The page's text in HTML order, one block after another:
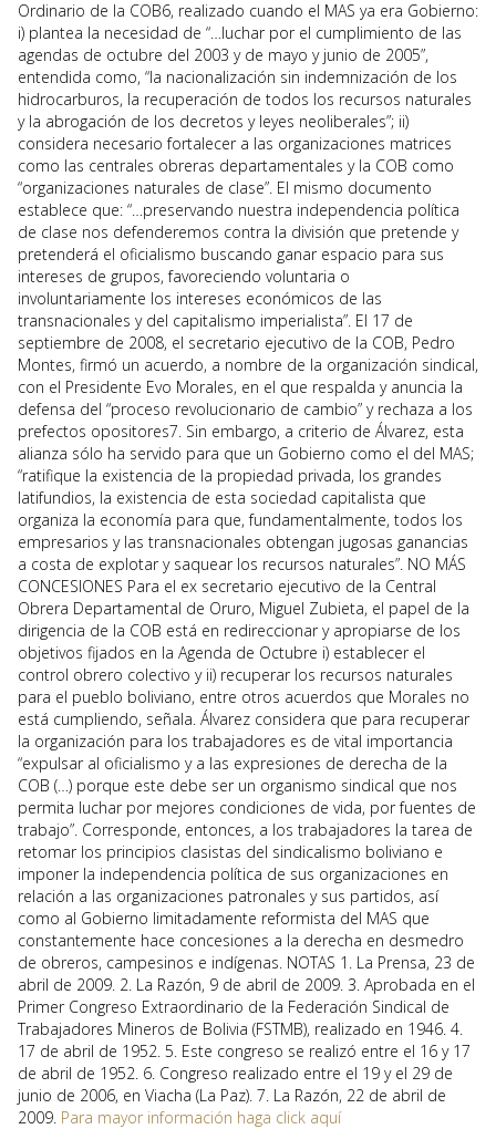
Ordinario de la COB6, realizado cuando el MAS ya era Gobierno:
i) plantea la necesidad de “…luchar por el cumplimiento de las
agendas de octubre del 2003 y de mayo y junio de 2005”,
entendida como, “la nacionalización sin indemnización de los
hidrocarburos, la recuperación de todos los recursos naturales
y la abrogación de los decretos y leyes neoliberales”; ii)
considera necesario fortalecer a las organizaciones matrices
como las centrales obreras departamentales y la COB como
“organizaciones naturales de clase”. El mismo documento
establece que: “…preservando nuestra independencia política
de clase nos defenderemos contra la división que pretende y
pretenderá el oficialismo buscando ganar espacio para sus
intereses de grupos, favoreciendo voluntaria o
involuntariamente los intereses económicos de las
transnacionales y del capitalismo imperialista”. El 17 de
septiembre de 2008, el secretario ejecutivo de la COB, Pedro
Montes, firmó un acuerdo, a nombre de la organización sindical,
con el Presidente Evo Morales, en el que respalda y anuncia la
defensa del “proceso revolucionario de cambio” y rechaza a los
prefectos opositores7. Sin embargo, a criterio de Álvarez, esta
alianza sólo ha servido para que un Gobierno como el del MAS;
“ratifique la existencia de la propiedad privada, los grandes
latifundios, la existencia de esta sociedad capitalista que
organiza la economía para que, fundamentalmente, todos los
empresarios y las transnacionales obtengan jugosas ganancias
a costa de explotar y saquear los recursos naturales”. NO MÁS
CONCESIONES Para el ex secretario ejecutivo de la Central
Obrera Departamental de Oruro, Miguel Zubieta, el papel de la
dirigencia de la COB está en redireccionar y apropiarse de los
objetivos fijados en la Agenda de Octubre i) establecer el
control obrero colectivo y ii) recuperar los recursos naturales
para el pueblo boliviano, entre otros acuerdos que Morales no
está cumpliendo, señala. Álvarez considera que para recuperar
la organización para los trabajadores es de vital importancia
“expulsar al oficialismo y a las expresiones de derecha de la
COB (…) porque este debe ser un organismo sindical que nos
permita luchar por mejores condiciones de vida, por fuentes de
trabajo”. Corresponde, entonces, a los trabajadores la tarea de
retomar los principios clasistas del sindicalismo boliviano e
imponer la independencia política de sus organizaciones en
relación a las organizaciones patronales y sus partidos, así
como al Gobierno limitadamente reformista del MAS que
constantemente hace concesiones a la derecha en desmedro
de obreros, campesinos e indígenas. NOTAS 1. La Prensa, 23 de
abril de 2009. 2. La Razón, 9 de abril de 2009. 3. Aprobada en el
Primer Congreso Extraordinario de la Federación Sindical de
Trabajadores Mineros de Bolivia (FSTMB), realizado en 1946. 4.
17 de abril de 1952. 5. Este congreso se realizó entre el 16 y 17
de abril de 1952. 6. Congreso realizado entre el 19 y el 29 de
junio de 2006, en Viacha (La Paz). 7. La Razón, 22 de abril de
2009. Para mayor información haga click aquí